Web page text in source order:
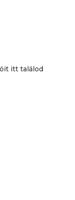
itt találod